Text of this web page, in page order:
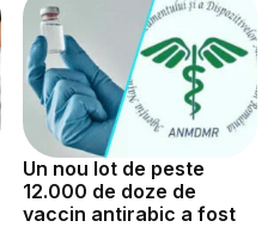
Un nou lot de peste
12.000 de doze de
vaccin antirabic a fost